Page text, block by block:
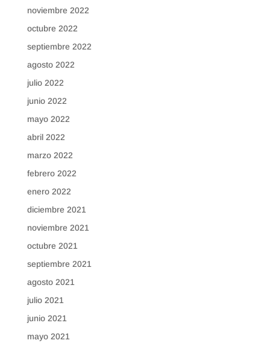
noviembre 2022
octubre 2022
septiembre 2022
agosto 2022
julio 2022
junio 2022
mayo 2022
abril 2022
marzo 2022
febrero 2022
enero 2022
diciembre 2021
noviembre 2021
octubre 2021
septiembre 2021
agosto 2021
julio 2021
junio 2021
mayo 2021